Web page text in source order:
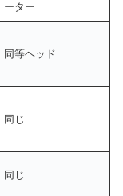
ーター
同等ヘッド
同じ
同じ